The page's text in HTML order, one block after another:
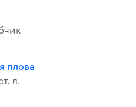
плова
л.